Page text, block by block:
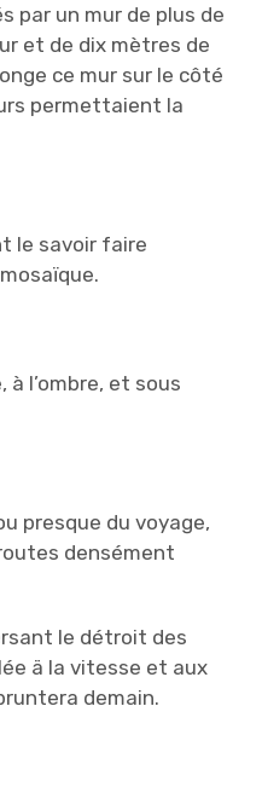
par un mur de plus de
et de dix mètres de
ce mur sur le côté
permettaient la
le savoir faire
à l’ombre, et sous
presque du voyage,
densément
le détroit des
ä la vitesse et aux
demain.